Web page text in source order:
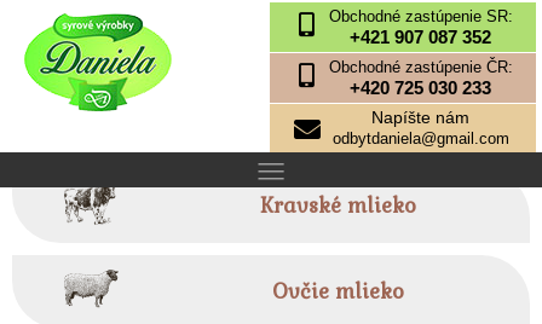
Obchodné zastúpenie SR:
+421 907 087 352
Obchodné zastúpenie ČR:
+420 725 030 233
Napíšte nám
odbytdaniela@gmail.com
Kravské mlieko
Ovčie mlieko